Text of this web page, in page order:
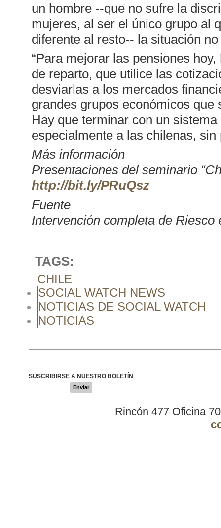
un hombre --que no sufre la
mujeres, al ser el único grupo al
diferente al resto-- la situación
“Para mejorar las pensiones
de reparto, que utilice las
desviarlas a los mercados
grandes grupos económicos
Hay que terminar con un
especialmente a las chilenas,
Más información
Presentaciones del seminario
http://bit.ly/PRuQsz
Fuente
Intervención completa de Riesco
TAGS:
CHILE
SOCIAL WATCH NEWS
NOTICIAS DE SOCIAL WATCH
NOTICIAS
SUSCRIBIRSE A NUESTRO BOLETÍN
Enviar
Rincón 477 Oficina